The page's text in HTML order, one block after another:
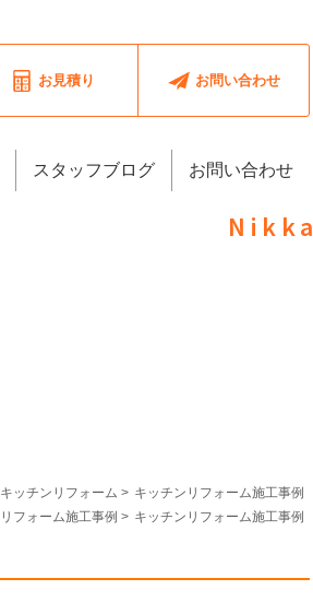
お見積り お問い合わせ
スタッフブログ お問い合わせ
Nikka
キッチンリフォーム > キッチンリフォーム施工事例
リフォーム施工事例 > キッチンリフォーム施工事例